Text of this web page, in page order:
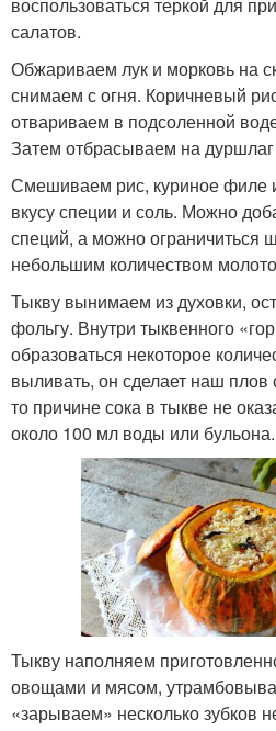
воспользоваться теркой для
салатов.
Обжариваем лук и морковь на
снимаем с огня. Коричневый
отвариваем в подсоленной
Затем отбрасываем на
Смешиваем рис, куриное филе
вкусу специи и соль. Можно
специй, а можно ограничиться
небольшим количеством
Тыкву вынимаем из духовки,
фольгу. Внутри тыквенного
образоваться некоторое
выливать, он сделает наш
то причине сока в тыкве не
около 100 мл воды или бульона.
Тыкву наполняем
овощами и мясом,
«зарываем» несколько зубков